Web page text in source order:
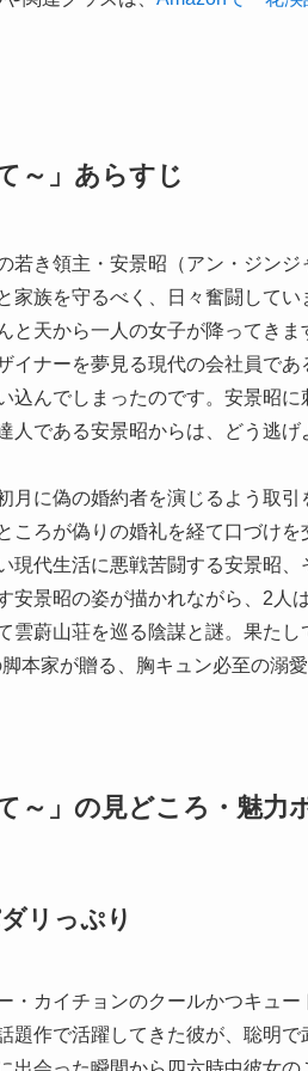
～」あらすじ
若き領主・安景昭（アン・ジン
族を守るべく、日々奮闘してい
天から一人の女子が降ってきま
イナーを夢見る現代の会社員で
込んでしまったのです。安景昭
人である安景昭からは、どう逃げ
月に偽の婚約者を演じるよう取
ころが偽りの婚礼を経て口づけ
現代生活に悪戦苦闘する安景昭
安景昭の姿が描かれながら、2人
雲蔚山荘を巡る陰謀と謎。果た
本家が贈る、胸キュン必至の溺愛
～」の見どころ・魅力
リっぷり
・カイチョンのクールかつキュ
題作で活躍してきた彼が、聡明